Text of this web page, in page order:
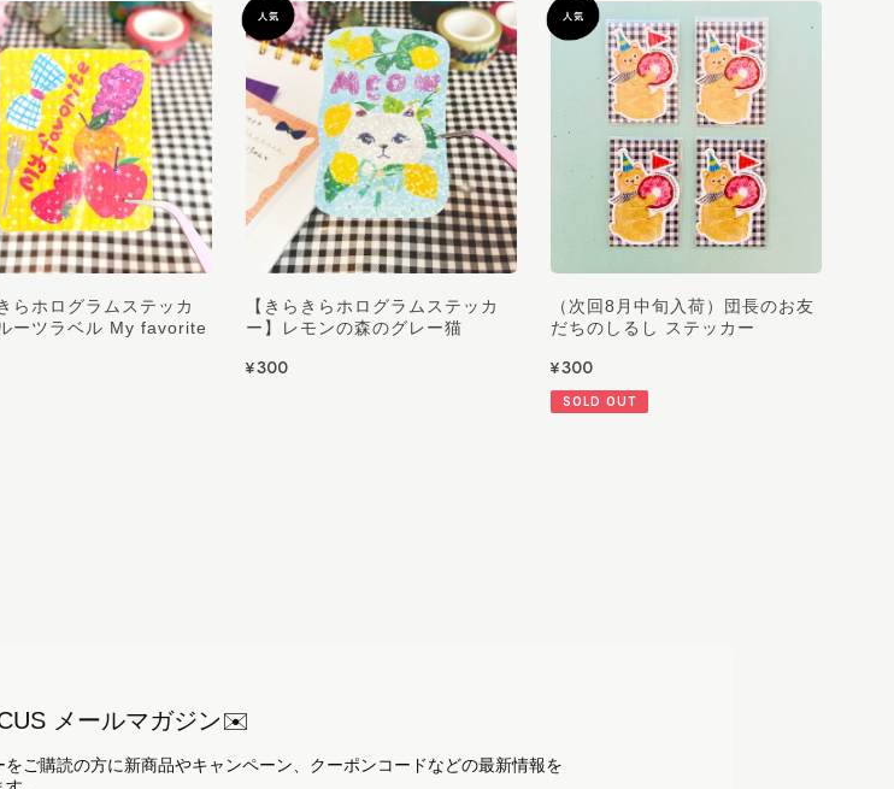
らホログラムステッカ
ーツラベル My favorite
【きらきらホログラムステッカ
ー】レモンの森のグレー猫
¥300
（次回8月中旬入荷）団長のお友
だちのしるし ステッカー
¥300
SOLD OUT
メールマガジン✉️
をご購読の方に新商品やキャンペーン、クーポンコードなどの最新情報を